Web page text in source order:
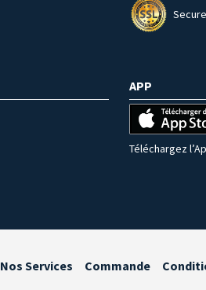
APP
Téléchargez
Nos Services Commande